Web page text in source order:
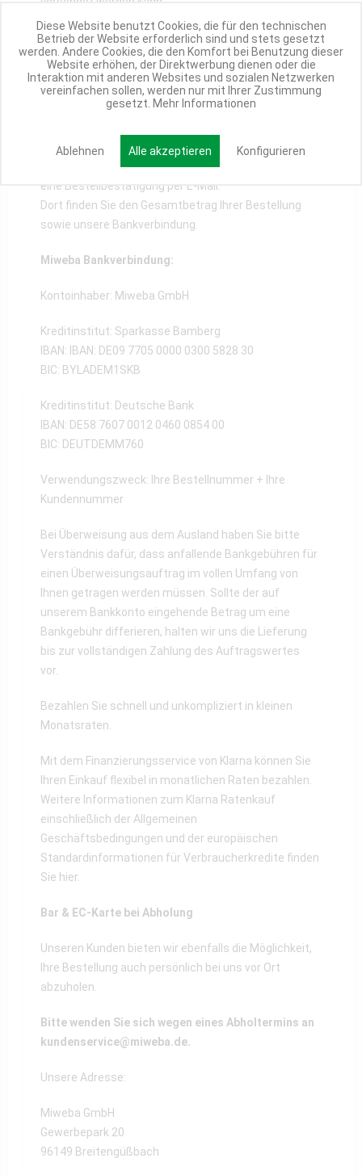
Klarna SOFORT entspricht damit den hohen
Sicherheitsstandards des Online-Bankings und
verfügt über TÜV-geprüften Datenschutz.
Nach erfolgreichem Bestellabschluss erhalten Sie
eine Bestellbestätigung per E-Mail.
Dort finden Sie den Gesamtbetrag Ihrer Bestellung
sowie unsere Bankverbindung.
Miweba Bankverbindung:
Kontoinhaber: Miweba GmbH
Kreditinstitut: Sparkasse Bamberg
IBAN: IBAN: DE09 7705 0000 0300 5828 30
BIC: BYLADEM1SKB
Kreditinstitut: Deutsche Bank
IBAN: DE58 7607 0012 0460 0854 00
BIC: DEUTDEMM760
Verwendungszweck: Ihre Bestellnummer + Ihre
Kundennummer
Bei Überweisung aus dem Ausland haben Sie bitte
Verständnis dafür, dass anfallende Bankgebühren für
einen Überweisungsauftrag im vollen Umfang von
Ihnen getragen werden müssen. Sollte der auf
unserem Bankkonto eingehende Betrag um eine
Bankgebühr differieren, halten wir uns die Lieferung
bis zur vollständigen Zahlung des Auftragswertes
vor.
Bezahlen Sie schnell und unkompliziert in kleinen
Monatsraten.
Mit dem Finanzierungsservice von Klarna können Sie
Ihren Einkauf flexibel in monatlichen Raten bezahlen.
Weitere Informationen zum Klarna Ratenkauf
einschließlich der Allgemeinen
Geschäftsbedingungen und der europäischen
Standardinformationen für Verbraucherkredite finden
Sie hier.
Bar & EC-Karte bei Abholung
Unseren Kunden bieten wir ebenfalls die Möglichkeit,
Ihre Bestellung auch persönlich bei uns vor Ort
abzuholen.
Bitte wenden Sie sich wegen eines Abholtermins an
kundenservice@miweba.de.
Unsere Adresse:
Miweba GmbH
Gewerbepark 20
96149 Breitengüßbach
Diese Website benutzt Cookies, die für den technischen
Betrieb der Website erforderlich sind und stets gesetzt
werden. Andere Cookies, die den Komfort bei Benutzung dieser
Website erhöhen, der Direktwerbung dienen oder die
Interaktion mit anderen Websites und sozialen Netzwerken
vereinfachen sollen, werden nur mit Ihrer Zustimmung
gesetzt. Mehr Informationen
Ablehnen Alle akzeptieren Konfigurieren